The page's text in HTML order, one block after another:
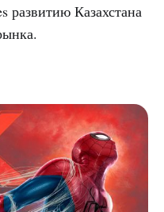
развитию Казахстана